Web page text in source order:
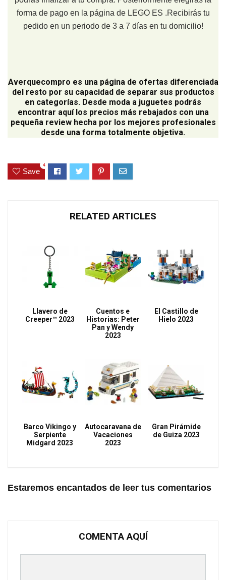
forma de pago en la página de LEGO ES .Recibirás tu
pedido en un periodo de 3 a 7 días en tu domicilio!
Averquecompro es una página de ofertas diferenciada
del resto por su capacidad de separar sus productos
en categorías. Desde moda a juguetes podrás
encontrar aquí los precios más rebajados con una
pequeña review hecha por los mejores profesionales
desde una forma totalmente objetiva.
Save
4
RELATED ARTICLES
Llavero de
Creeper™ 2023
Cuentos e
Historias: Peter
Pan y Wendy
2023
El Castillo de
Hielo 2023
Barco Vikingo y
Serpiente
Midgard 2023
Autocaravana de
Vacaciones
2023
Gran Pirámide
de Guiza 2023
Estaremos encantados de leer tus comentarios
COMENTA AQUÍ